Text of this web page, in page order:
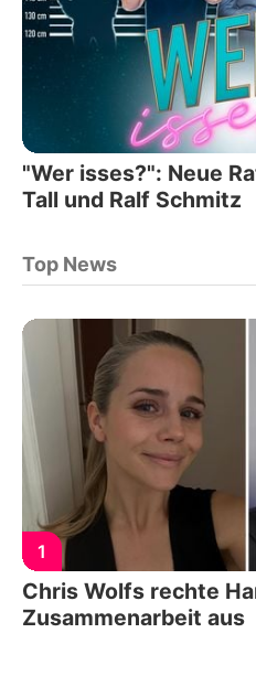
"Wer isses?": Neue
Tall und Ralf Schmitz
Top News
1
Chris Wolfs rechte
Zusammenarbeit aus